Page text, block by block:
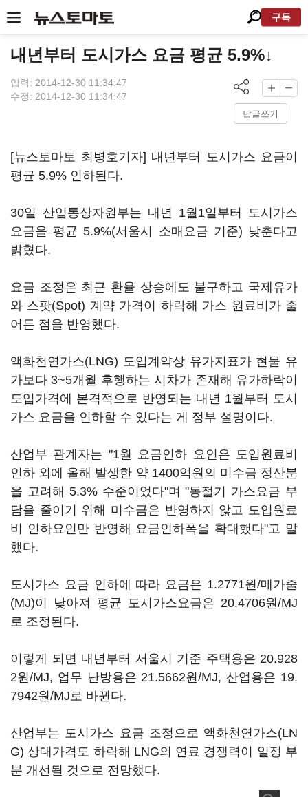
구독
내년부터 도시가스 요금 평균 5.9%↓
입력: 2014-12-30 11:34:47
수정: 2014-12-30 11:34:47
답글쓰기
[뉴스토마토 최병호기자] 내년부터 도시가스 요금이
평균 5.9% 인하된다.
30일 산업통상자원부는 내년 1월1일부터 도시가스
요금을 평균 5.9%(서울시 소매요금 기준) 낮춘다고
밝혔다.
요금 조정은 최근 환율 상승에도 불구하고 국제유가
와 스팟(Spot) 계약 가격이 하락해 가스 원료비가 줄
어든 점을 반영했다.
액화천연가스(LNG) 도입계약상 유가지표가 현물 유
가보다 3~5개월 후행하는 시차가 존재해 유가하락이
도입가격에 본격적으로 반영되는 내년 1월부터 도시
가스 요금을 인하할 수 있다는 게 정부 설명이다.
산업부 관계자는 "1월 요금인하 요인은 도입원료비
인하 외에 올해 발생한 약 1400억원의 미수금 정산분
을 고려해 5.3% 수준이었다"며 "동절기 가스요금 부
담을 줄이기 위해 미수금은 반영하지 않고 도입원료
비 인하요인만 반영해 요금인하폭을 확대했다"고 말
했다.
도시가스 요금 인하에 따라 요금은 1.2771원/메가줄
(MJ)이 낮아져 평균 도시가스요금은 20.4706원/MJ
로 조정된다.
이렇게 되면 내년부터 서울시 기준 주택용은 20.928
2원/MJ, 업무 난방용은 21.5662원/MJ, 산업용은 19.
7942원/MJ로 바뀐다.
산업부는 도시가스 요금 조정으로 액화천연가스(LN
G) 상대가격도 하락해 LNG의 연료 경쟁력이 일정 부
분 개선될 것으로 전망했다.